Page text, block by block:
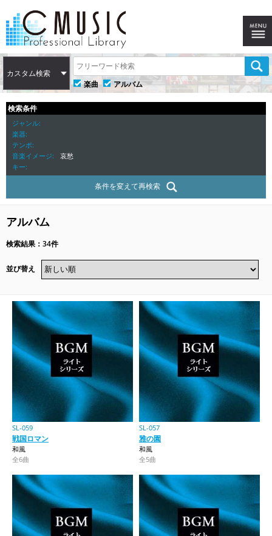
カスタム検索
楽曲
アルバム
検索条件
ジャンル
楽器
テンポ
音楽イメージ
哀愁
キー
条件を変えて再検索
アルバム
検索結果：34件
並び替え
SL-059
戦国ロマン
和風
全6曲
SL-057
雅の園
和風
全5曲